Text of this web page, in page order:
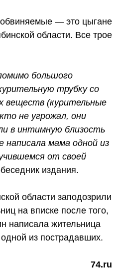
— это цыгане
области. Все трое
большого
трубку со
веществ (курительные
не угрожал, они
в интимную близость
написала мама одной из
от своей
издания.
области заподозрили
на вписке после того,
написала жительница
из пострадавших.
74.ru